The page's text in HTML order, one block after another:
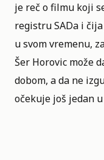
je reč o filmu koji
registru SADa i
u svom vremenu,
Šer Horovic može
dobom, a da ne
očekuje još jedan